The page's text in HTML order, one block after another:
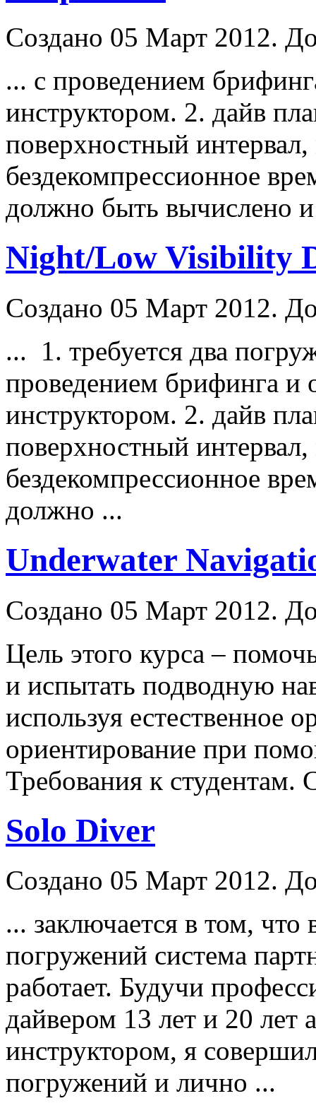
Создано 05 Март 2012.
... с проведением
инструктором. 2. дайв
поверхностный
бездекомпрессионное
должно быть вычислено
Night/Low Visibility
Создано 05 Март 2012.
... 1. требуется два
проведением брифинга и
инструктором. 2. дайв
поверхностный
бездекомпрессионное
должно ...
Underwater
Создано 05 Март 2012.
Цель этого курса –
и испытать подводную
используя естественное
ориентирование при
Требования к студентам.
Solo Diver
Создано 05 Март 2012.
... заключается в том, что
погружений система
работает. Будучи
дайвером 13 лет и 20 лет
инструктором, я
погружений и лично ...